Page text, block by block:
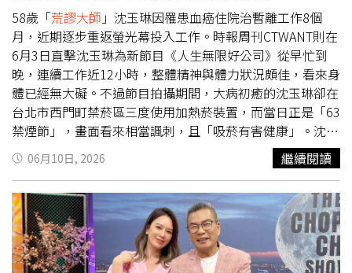
再度同台錄製《11點熱吵店》，兩人久別重逢話匣子一開就
停不下來。沈玉琳更笑說，自從Melody去年離開節目後，
自己就突然生病；Melody則立刻自嘲之前的公關危機：
「離開節目，我也發生很多事情啊！」一來一往展現絕佳搭
檔默契。
58歲「荒謬大師 」沈玉琳因罹患血癌住院治暫離工作8個
月，近期逐步重返螢光幕投入工作。時報周刊CTWANT則在
6月3日直擊沈玉琳為新節目《人生無限好公司》從早忙到
晚，連續工作近12小時，整體精神與體力狀況頗佳，看來身
體已經無大礙。不過節目拍攝期間，大病初癒的沈玉琳卻在
台北市西門町禁菸區三度使用加熱菸裝置，而當日正是「63
禁煙節」，畫面看來相當諷刺，且「吸菸有害健康」。沈玉
琳（中）與潘若迪（左2）、馬力歐（右2），以及啦啦隊女
神短今（左）、林艾融（右）兩位特助，一同主持全新節目
《人生無限好公司》。（圖／東森綜合台提供）6月3日上午
沈玉琳率領主持群一同在新北市板橋慈惠宮開工祈福。（圖
／東森綜合台提供）中午11時半，沈玉琳與潘若迪等人抵達
西門町進行拍攝工作。（圖／本刊攝影組）6月3日上午《人
生無限好公司》主持群：沈玉琳、潘若迪、馬力歐，以及啦
06月10日, 2026 繼續閱讀